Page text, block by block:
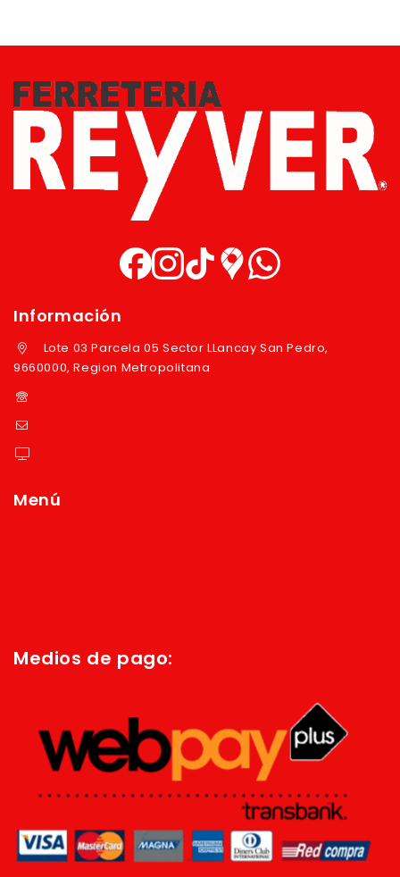
Información
Lote 03 Parcela 05 Sector LLancay San Pedro,
9660000, Region Metropolitana
Menú
Medios de pago: